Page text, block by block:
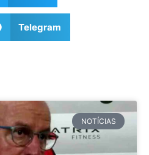
Telegram
NOTÍCIAS